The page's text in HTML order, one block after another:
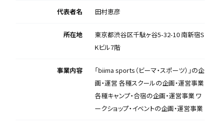
代表者名 田村恵彦
所在地
東京都渋谷区千駄ヶ谷5-32-10 南新宿S
Kビル7階
事業内容
「biima sports（ビーマ・スポーツ）」の企
画・運営 各種スクールの企画・運営事業
各種キャンプ・合宿の企画・運営事業 ワ
ークショップ・イベントの企画・運営事業